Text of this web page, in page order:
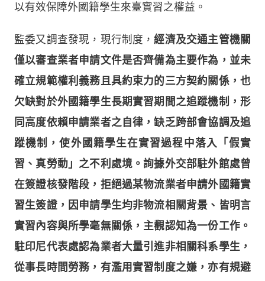
以有效保障外國籍學生來臺實習之權益。
監委又調查發現，現行制度，經濟及交通主管機關
僅以審查業者申請文件是否齊備為主要作為，並未
確立規範權利義務且具約束力的三方契約關係，也
欠缺對於外國籍學生長期實習期間之追蹤機制，形
同高度依賴申請業者之自律，缺乏跨部會協調及追
蹤機制，使外國籍學生在實習過程中落入「假實
習、真勞動」之不利處境。詢據外交部駐外館處曾
在簽證核發階段，拒絕過某物流業者申請外國籍實
習生簽證，因申請學生均非物流相關背景、皆明言
實習內容與所學毫無關係，主觀認知為一份工作。
駐印尼代表處認為業者大量引進非相關科系學生，
從事長時間勞務，有濫用實習制度之嫌，亦有規避